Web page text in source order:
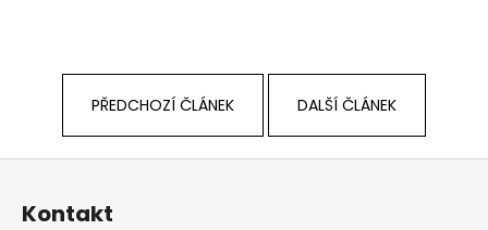
PŘEDCHOZÍ ČLÁNEK DALŠÍ ČLÁNEK
Z
Kontakt